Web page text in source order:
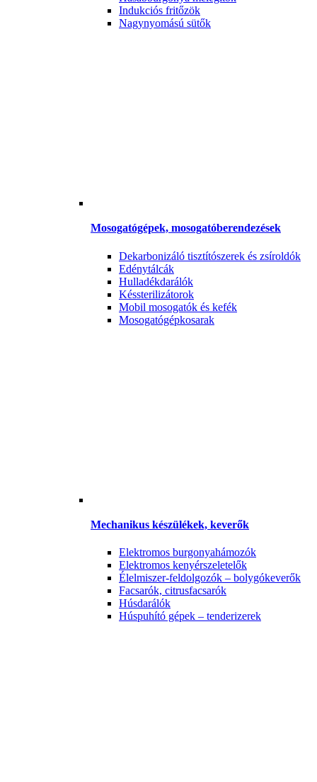
Indukciós fritőzök
Nagynyomású sütők
Mosogatógépek, mosogatóberendezések
Dekarbonizáló tisztítószerek és zsíroldók
Edénytálcák
Hulladékdarálók
Késsterilizátorok
Mobil mosogatók és kefék
Mosogatógépkosarak
Mechanikus készülékek, keverők
Elektromos burgonyahámozók
Elektromos kenyérszeletelők
Élelmiszer-feldolgozók – bolygókeverők
Facsarók, citrusfacsarók
Húsdarálók
Húspuhító gépek – tenderizerek